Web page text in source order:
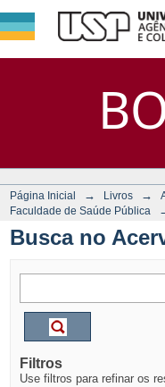
Página Inicial → Livros →
Faculdade de Saúde Pública
Busca no
Filtros
Use filtros para refinar os